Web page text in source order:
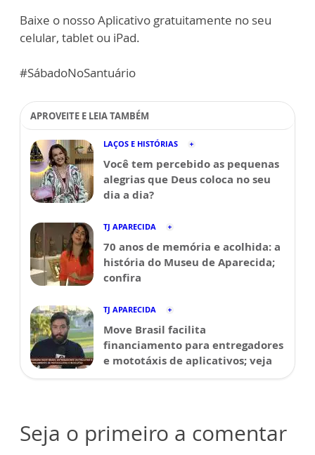
Baixe o nosso Aplicativo gratuitamente no seu
celular, tablet ou iPad.
#SábadoNoSantuário
APROVEITE E LEIA TAMBÉM
LAÇOS E HISTÓRIAS
Você tem percebido as pequenas
alegrias que Deus coloca no seu
dia a dia?
TJ APARECIDA
70 anos de memória e acolhida: a
história do Museu de Aparecida;
confira
TJ APARECIDA
Move Brasil facilita
financiamento para entregadores
e mototáxis de aplicativos; veja
Seja o primeiro a comentar